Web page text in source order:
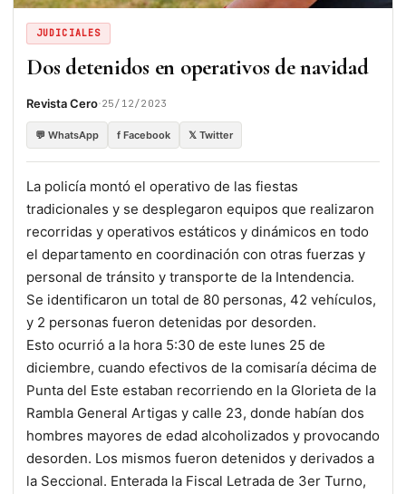
JUDICIALES
Dos detenidos en operativos de navidad
Revista Cero·25/12/2023
💬 WhatsApp f Facebook 𝕏 Twitter
La policía montó el operativo de las fiestas
tradicionales y se desplegaron equipos que realizaron
recorridas y operativos estáticos y dinámicos en todo
el departamento en coordinación con otras fuerzas y
personal de tránsito y transporte de la Intendencia.
Se identificaron un total de 80 personas, 42 vehículos,
y 2 personas fueron detenidas por desorden.
Esto ocurrió a la hora 5:30 de este lunes 25 de
diciembre, cuando efectivos de la comisaría décima de
Punta del Este estaban recorriendo en la Glorieta de la
Rambla General Artigas y calle 23, donde habían dos
hombres mayores de edad alcoholizados y provocando
desorden. Los mismos fueron detenidos y derivados a
la Seccional. Enterada la Fiscal Letrada de 3er Turno,